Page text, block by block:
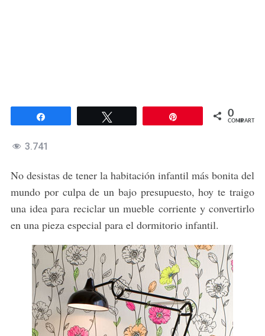
0
COMPARTIR
3.741
No desistas de tener la habitación infantil más bonita del
mundo por culpa de un bajo presupuesto, hoy te traigo
una idea para reciclar un mueble corriente y convertirlo
en una pieza especial para el dormitorio infantil.